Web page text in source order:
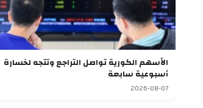
الأسهم الكورية تواصل التراجع وتتجه لخسارة
أسبوعية سابعة
2026-08-07